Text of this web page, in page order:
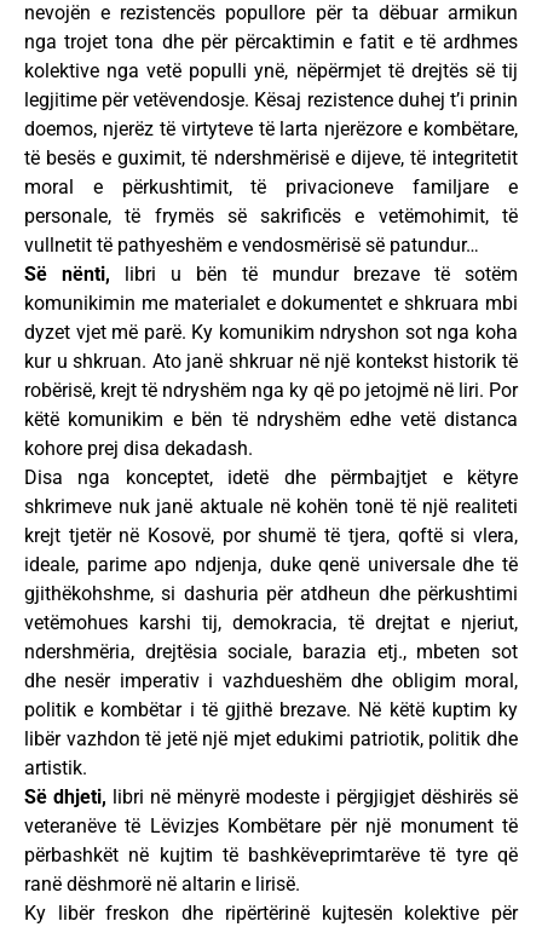
nevojën e rezistencës popullore për ta dëbuar armikun
nga trojet tona dhe për përcaktimin e fatit e të ardhmes
kolektive nga vetë populli ynë, nëpërmjet të drejtës së tij
legjitime për vetëvendosje. Kësaj rezistence duhej t’i prinin
doemos, njerëz të virtyteve të larta njerëzore e kombëtare,
të besës e guximit, të ndershmërisë e dijeve, të integritetit
moral e përkushtimit, të privacioneve familjare e
personale, të frymës së sakrificës e vetëmohimit, të
vullnetit të pathyeshëm e vendosmërisë së patundur…
Së nënti,
libri u bën të mundur brezave të sotëm
komunikimin me materialet e dokumentet e shkruara mbi
dyzet vjet më parë. Ky komunikim ndryshon sot nga koha
kur u shkruan. Ato janë shkruar në një kontekst historik të
robërisë, krejt të ndryshëm nga ky që po jetojmë në liri. Por
këtë komunikim e bën të ndryshëm edhe vetë distanca
kohore prej disa dekadash.
Disa nga konceptet, idetë dhe përmbajtjet e këtyre
shkrimeve nuk janë aktuale në kohën tonë të një realiteti
krejt tjetër në Kosovë, por shumë të tjera, qoftë si vlera,
ideale, parime apo ndjenja, duke qenë universale dhe të
gjithëkohshme, si dashuria për atdheun dhe përkushtimi
vetëmohues karshi tij, demokracia, të drejtat e njeriut,
ndershmëria, drejtësia sociale, barazia etj., mbeten sot
dhe nesër imperativ i vazhdueshëm dhe obligim moral,
politik e kombëtar i të gjithë brezave. Në këtë kuptim ky
libër vazhdon të jetë një mjet edukimi patriotik, politik dhe
artistik.
Së dhjeti, libri në mënyrë modeste i përgjigjet dëshirës së
veteranëve të Lëvizjes Kombëtare për një monument të
përbashkët në kujtim të bashkëveprimtarëve të tyre që
ranë dëshmorë në altarin e lirisë.
Ky libër freskon dhe ripërtërinë kujtesën kolektive për